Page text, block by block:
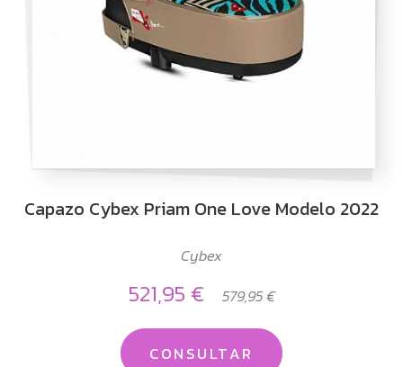
Capazo Cybex Priam One Love Modelo 2022
Cybex
521,95 € 579,95 €
CONSULTAR